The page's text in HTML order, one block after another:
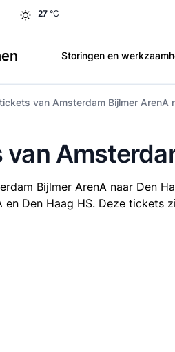
27 °C
Storingen en
van Amsterdam Bijlmer ArenA
Bijlmer ArenA naar Den
en Den Haag HS. Deze